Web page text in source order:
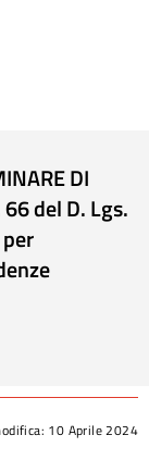
DI
del D. Lgs.
10 Aprile 2024